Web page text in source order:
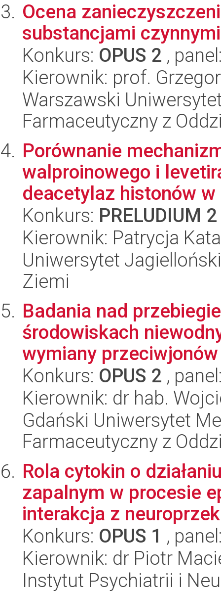
Ocena
substancjami
Konkurs: OPUS 2 ,
Kierownik: prof.
Warszawski
Farmaceutyczny z
Porównanie
walproinowego i
deacetylaz histonów
Konkurs: PRELUDIUM 2
Kierownik: Patrycja
Uniwersytet
Ziemi
Badania nad
środowiskach
wymiany
Konkurs: OPUS 2 ,
Kierownik: dr hab.
Gdański Uniwersytet
Farmaceutyczny z
Rola cytokin o
zapalnym w procesie
interakcja z
Konkurs: OPUS 1 ,
Kierownik: dr Piotr
Instytut Psychiatrii i